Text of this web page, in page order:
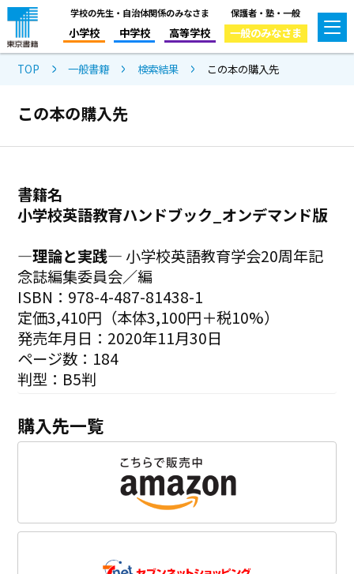
学校の先生・自治体関係のみなさま
小学校 中学校 高等学校
保護者・塾・一般
一般のみなさま
TOP 一般書籍 検索結果 この本の購入先
この本の購入先
書籍名
小学校英語教育ハンドブック_オンデマンド版
―理論と実践― 小学校英語教育学会20周年記
念誌編集委員会／編
ISBN：978-4-487-81438-1
定価3,410円（本体3,100円＋税10%）
発売年月日：2020年11月30日
ページ数：184
判型：B5判
購入先一覧